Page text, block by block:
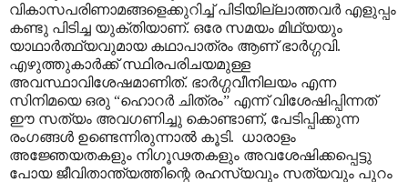
വികാസപരിണാമങ്ങളെക്കുറിച്ച് പിടിയില്ലാത്തവർ എളുപ്പം
കണ്ടു പിടിച്ച യുക്തിയാണ്. ഒരേ സമയം മിഥ്യയും
യാഥാർത്ഥ്യവുമായ കഥാപാത്രം ആണ് ഭാർഗ്ഗവി.
എഴുത്തുകാർക്ക് സ്ഥിരപരിചയമുള്ള
അവസ്ഥാവിശേഷമാണിത്. ഭാർഗ്ഗവീനിലയം എന്ന
സിനിമയെ ഒരു “ഹൊറർ ചിത്രം” എന്ന് വിശേഷിപ്പിന്നത്
ഈ സത്യം അവഗണിച്ചു കൊണ്ടാണ്, പേടിപ്പിക്കുന്ന
രംഗങ്ങൾ ഉണ്ടെന്നിരുന്നാൽ കൂടി. ധാരാളം
അജ്ഞേയതകളും നിഗൂഢതകളും അവശേഷിക്കപ്പെട്ടു
പോയ ജീവിതാന്ത്യത്തിന്റെ രഹസ്യവും സത്യവും പുറം